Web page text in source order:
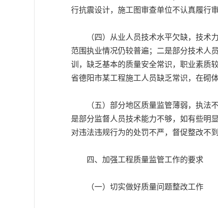
行抗震设计，施工图审查单位不认真履行
（四）从业人员技术水平欠缺，技术力
范围执业情况仍较普遍；二是部分技术人
训，缺乏基本的质量安全常识，职业素质
省德阳市某工程施工人员缺乏常识，在砌
（五）部分地区质量监管薄弱，执法不
是部分监督人员技术能力不够，如有些明
对违法违规行为的处罚不严，督促整改不
四、加强工程质量监管工作的要求
（一）切实做好质量问题整改工作